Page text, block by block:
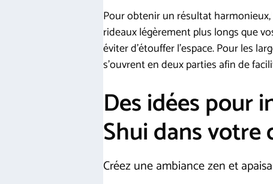
Pour obtenir un résultat
rideaux légèrement plus longs que
éviter d’étouffer l’espace. Pour les
s’ouvrent en deux parties afin de
Des idées pour
Shui dans votre
Créez une ambiance zen et